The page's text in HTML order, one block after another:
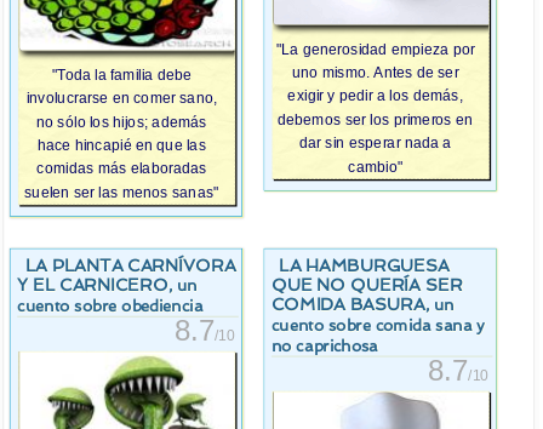
"Toda la familia debe
involucrarse en comer sano,
no sólo los hijos; además
hace hincapié en que las
comidas más elaboradas
suelen ser las menos sanas"
"La generosidad empieza por
uno mismo. Antes de ser
exigir y pedir a los demás,
debemos ser los primeros en
dar sin esperar nada a
cambio"
LA PLANTA CARNÍVORA
Y EL CARNICERO, un
cuento sobre obediencia
8.7/10
LA HAMBURGUESA
QUE NO QUERÍA SER
COMIDA BASURA, un
cuento sobre comida sana y
no caprichosa
8.7/10